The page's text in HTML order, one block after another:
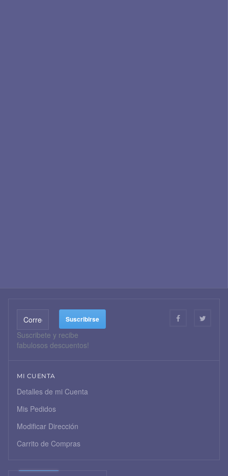
Suscribete y recibe
fabulosos descuentos!
MI CUENTA
Detalles de mi Cuenta
Mis Pedidos
Modificar Dirección
Carrito de Compras